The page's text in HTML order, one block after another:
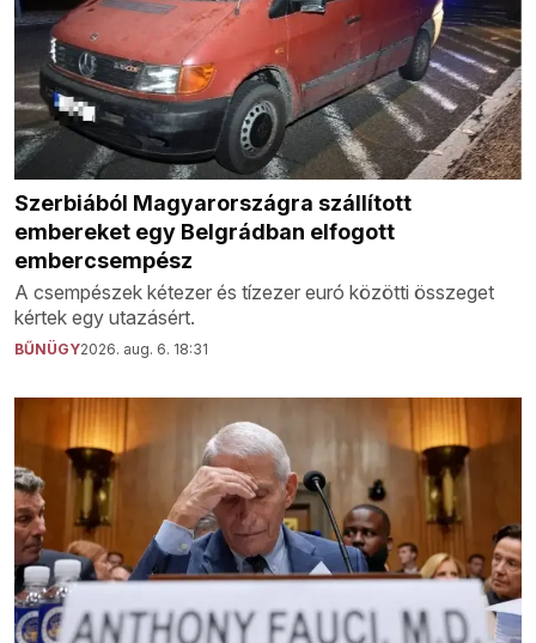
Szerbiából Magyarországra szállított
embereket egy Belgrádban elfogott
embercsempész
A csempészek kétezer és tízezer euró közötti összeget
kértek egy utazásért.
BŰNÜGY2026. aug. 6. 18:31